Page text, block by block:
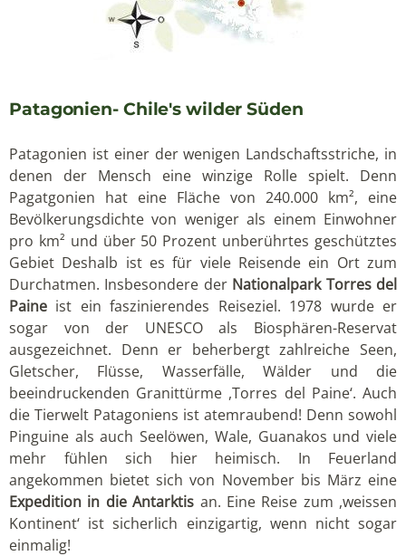
Patagonien- Chile's wilder Süden
Patagonien ist einer der wenigen Landschaftsstriche, in
denen der Mensch eine winzige Rolle spielt. Denn
Pagatgonien hat eine Fläche von 240.000 km², eine
Bevölkerungsdichte von weniger als einem Einwohner
pro km² und über 50 Prozent unberührtes geschütztes
Gebiet Deshalb ist es für viele Reisende ein Ort zum
Durchatmen. Insbesondere der Nationalpark Torres del
Paine ist ein faszinierendes Reiseziel. 1978 wurde er
sogar von der UNESCO als Biosphären-Reservat
ausgezeichnet. Denn er beherbergt zahlreiche Seen,
Gletscher, Flüsse, Wasserfälle, Wälder und die
beeindruckenden Granittürme ,Torres del Paine‘. Auch
die Tierwelt Patagoniens ist atemraubend! Denn sowohl
Pinguine als auch Seelöwen, Wale, Guanakos und viele
mehr fühlen sich hier heimisch. In Feuerland
angekommen bietet sich von November bis März eine
Expedition in die Antarktis an. Eine Reise zum ,weissen
Kontinent‘ ist sicherlich einzigartig, wenn nicht sogar
einmalig!